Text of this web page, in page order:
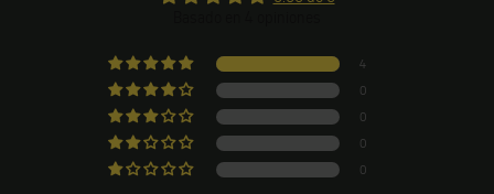
4
0
0
0
0